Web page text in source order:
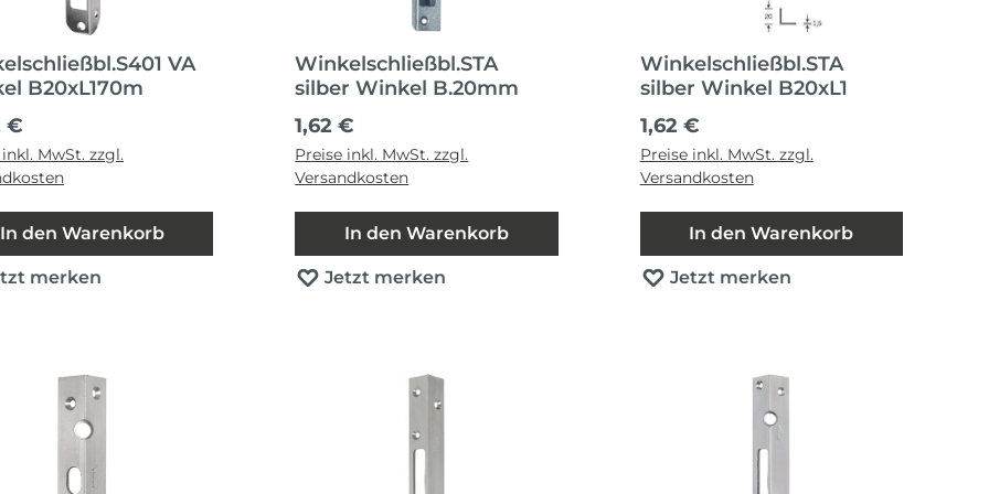
VA
B20xL170m
Preis:
€
MwSt. zzgl.
In den Warenkorb
merken
Winkelschließbl.STA
silber Winkel B.20mm
Regulärer Preis:
1,62 €
Preise inkl. MwSt. zzgl.
Versandkosten
In den Warenkorb
Jetzt merken
Winkelschließbl.STA
silber Winkel B20xL1
Regulärer Preis:
1,62 €
Preise inkl. MwSt. zzgl.
Versandkosten
In den Warenkorb
Jetzt merken